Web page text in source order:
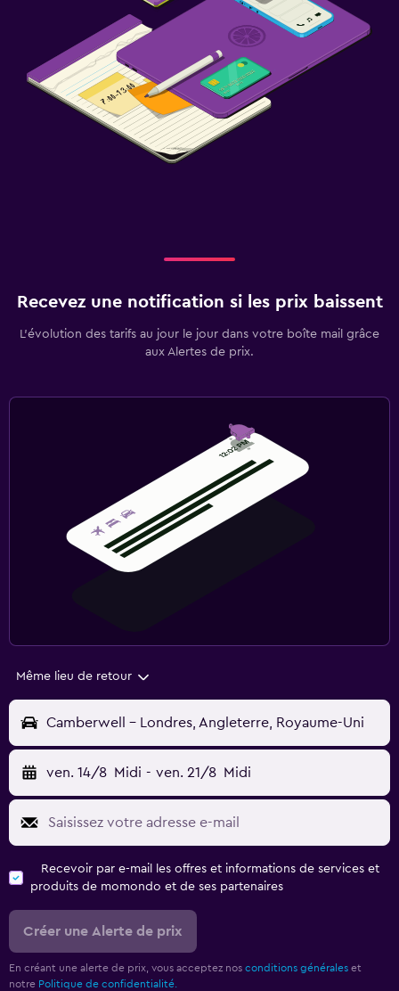
Recevez une notification si les prix baissent
L’évolution des tarifs au jour le jour dans votre boîte mail grâce
aux Alertes de prix.
Même lieu de retour
Camberwell - Londres, Angleterre, Royaume-Uni
ven. 14/8 Midi - ven. 21/8 Midi
Recevoir par e-mail les offres et informations de services et
produits de momondo et de ses partenaires
Créer une Alerte de prix
En créant une alerte de prix, vous acceptez nos conditions générales et
notre Politique de confidentialité.